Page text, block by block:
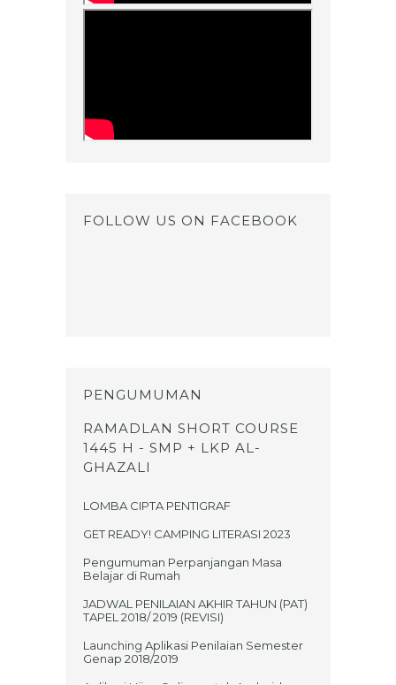
FOLLOW US ON FACEBOOK
PENGUMUMAN
RAMADLAN SHORT COURSE
1445 H - SMP + LKP AL-
GHAZALI
LOMBA CIPTA PENTIGRAF
GET READY! CAMPING LITERASI 2023
Pengumuman Perpanjangan Masa
Belajar di Rumah
JADWAL PENILAIAN AKHIR TAHUN (PAT)
TAPEL 2018/ 2019 (REVISI)
Launching Aplikasi Penilaian Semester
Genap 2018/2019